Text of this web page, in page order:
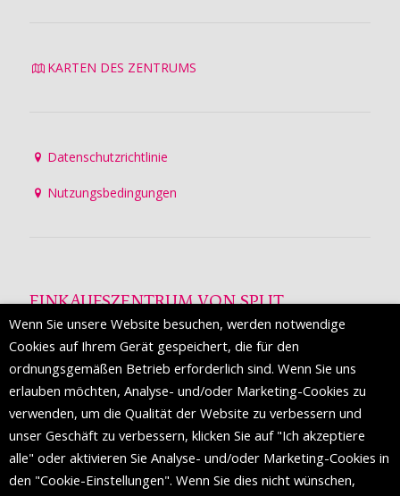
KARTEN DES ZENTRUMS
Datenschutzrichtlinie
Nutzungsbedingungen
EINKAUFSZENTRUM VON SPLIT
Die Mall of Split
ist ein prestigeträchtiges Einkaufsziel mit
etwa 200 Einzelhandelsmarken und einer Reihe von
Weltmodemarken, die zum ersten Mal in Split erscheinen.
FOLGEN SIE UNS
Wenn Sie unsere Website besuchen, werden notwendige
Cookies auf Ihrem Gerät gespeichert, die für den
ordnungsgemäßen Betrieb erforderlich sind. Wenn Sie uns
erlauben möchten, Analyse- und/oder Marketing-Cookies zu
verwenden, um die Qualität der Website zu verbessern und
unser Geschäft zu verbessern, klicken Sie auf "Ich akzeptiere
alle" oder aktivieren Sie Analyse- und/oder Marketing-Cookies in
den "Cookie-Einstellungen". Wenn Sie dies nicht wünschen,